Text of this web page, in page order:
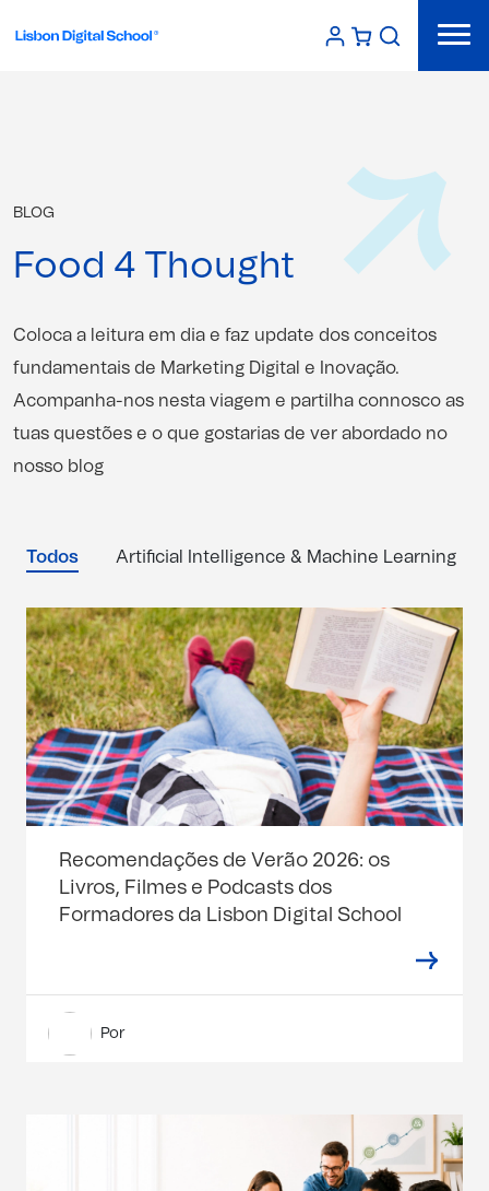
BLOG
Food 4 Thought
Coloca a leitura em dia e faz update dos conceitos
fundamentais de Marketing Digital e Inovação.
Acompanha-nos nesta viagem e partilha connosco as
tuas questões e o que gostarias de ver abordado no
nosso blog
Todos Artificial Intelligence & Machine Learning
Recomendações de Verão 2026: os
Livros, Filmes e Podcasts dos
Formadores da Lisbon Digital School
Por